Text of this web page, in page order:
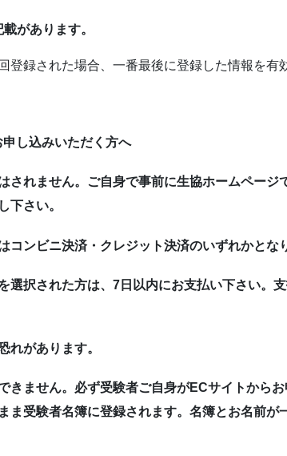
があります。
登録された場合、一番最後に登録した情報を有
し込みいただく方へ
されません。ご自身で事前に生協ホームペー
下さい。
コンビニ決済・クレジット決済のいずれかとな
選択された方は、7日以内にお支払い下さい。
れがあります。
きません。必ず受験者ご自身がECサイトから
ま受験者名簿に登録されます。名簿とお名前が